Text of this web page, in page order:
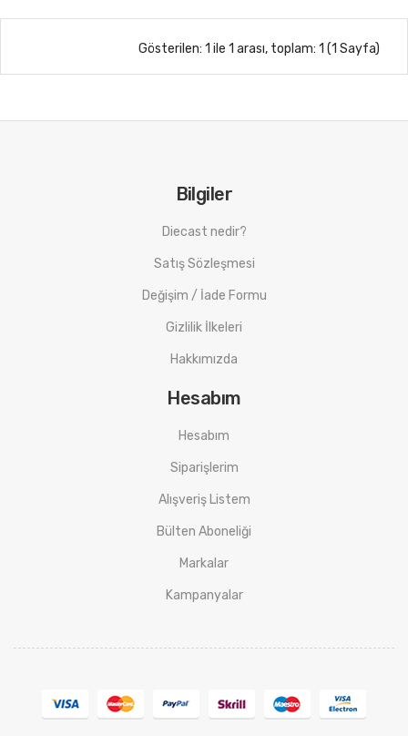
Gösterilen: 1 ile 1 arası, toplam: 1 (1 Sayfa)
Bilgiler
Diecast nedir?
Satış Sözleşmesi
Değişim / İade Formu
Gizlilik İlkeleri
Hakkımızda
Hesabım
Hesabım
Siparişlerim
Alışveriş Listem
Bülten Aboneliği
Markalar
Kampanyalar